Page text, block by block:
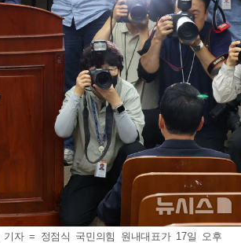
기자 = 정점식 국민의힘 원내대표가 17일 오후